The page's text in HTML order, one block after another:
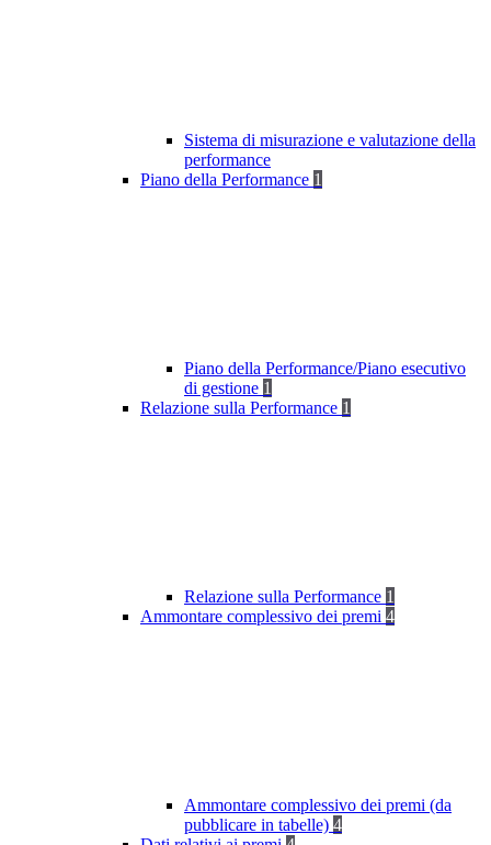
Sistema di misurazione e valutazione della
performance
Piano della Performance 1
Piano della Performance/Piano esecutivo
di gestione 1
Relazione sulla Performance 1
Relazione sulla Performance 1
Ammontare complessivo dei premi 4
Ammontare complessivo dei premi (da
pubblicare in tabelle) 4